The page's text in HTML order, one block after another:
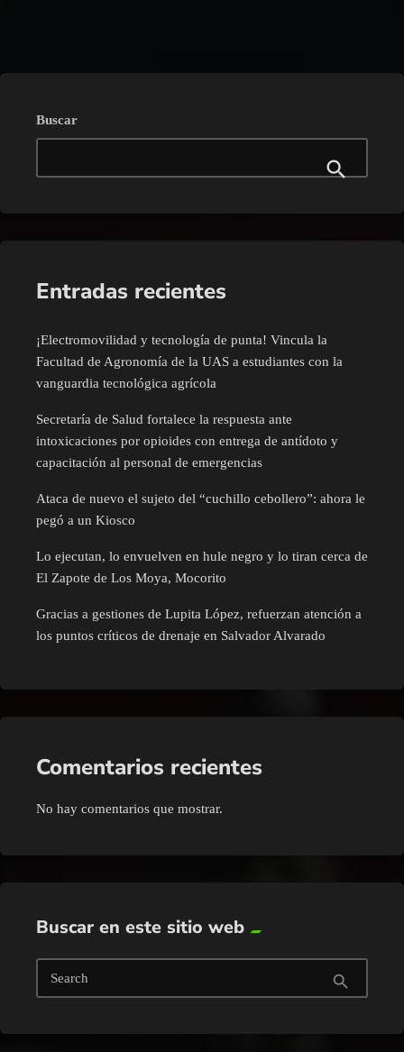
Buscar
Entradas recientes
¡Electromovilidad y tecnología de punta! Vincula la
Facultad de Agronomía de la UAS a estudiantes con la
vanguardia tecnológica agrícola
Secretaría de Salud fortalece la respuesta ante
intoxicaciones por opioides con entrega de antídoto y
capacitación al personal de emergencias
Ataca de nuevo el sujeto del “cuchillo cebollero”: ahora le
pegó a un Kiosco
Lo ejecutan, lo envuelven en hule negro y lo tiran cerca de
El Zapote de Los Moya, Mocorito
Gracias a gestiones de Lupita López, refuerzan atención a
los puntos críticos de drenaje en Salvador Alvarado
Comentarios recientes
No hay comentarios que mostrar.
Buscar en este sitio web
Search search